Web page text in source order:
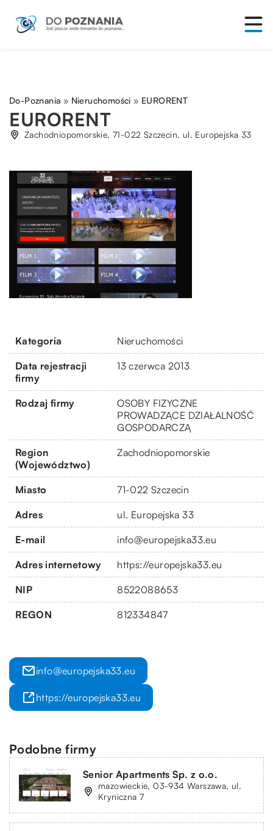
Do-Poznania » Nieruchomości » EURORENT
EURORENT
Zachodniopomorskie, 71-022 Szczecin, ul. Europejska 33
Kategoria Nieruchomości
Data rejestracji
firmy
13 czerwca 2013
Rodzaj firmy
OSOBY FIZYCZNE
PROWADZĄCE DZIAŁALNOŚĆ
GOSPODARCZĄ
Region
(Województwo)
Zachodniopomorskie
Miasto 71-022 Szczecin
Adres ul. Europejska 33
E-mail info@europejska33.eu
Adres internetowy https://europejska33.eu
NIP 8522088653
REGON 812334847
info@europejska33.eu
https://europejska33.eu
Podobne firmy
Senior Apartments Sp. z o.o.
mazowieckie, 03-934 Warszawa, ul.
Kryniczna 7